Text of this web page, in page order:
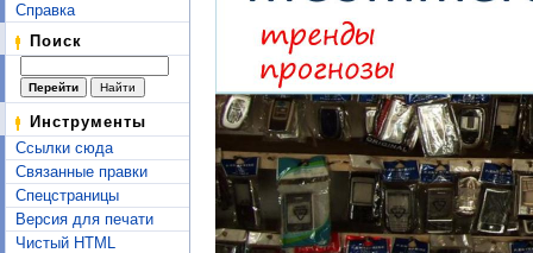
Справка
Поиск
Инструменты
Ссылки сюда
Связанные правки
Спецстраницы
Версия для печати
Чистый HTML